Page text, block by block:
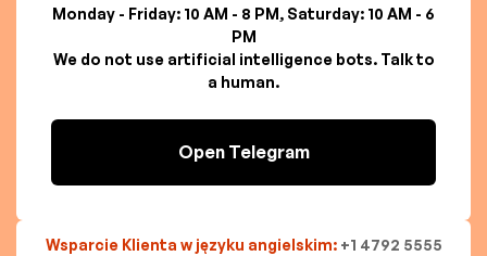
Monday - Friday: 10 AM - 8 PM, Saturday: 10 AM - 6
PM
We do not use artificial intelligence bots. Talk to
a human.
Open Telegram
Wsparcie Klienta w języku angielskim: +1 4792 5555